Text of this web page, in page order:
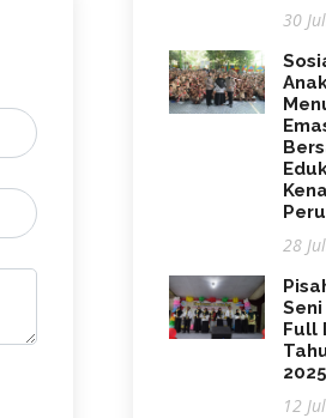
30
28
Seni
Full
2025
12